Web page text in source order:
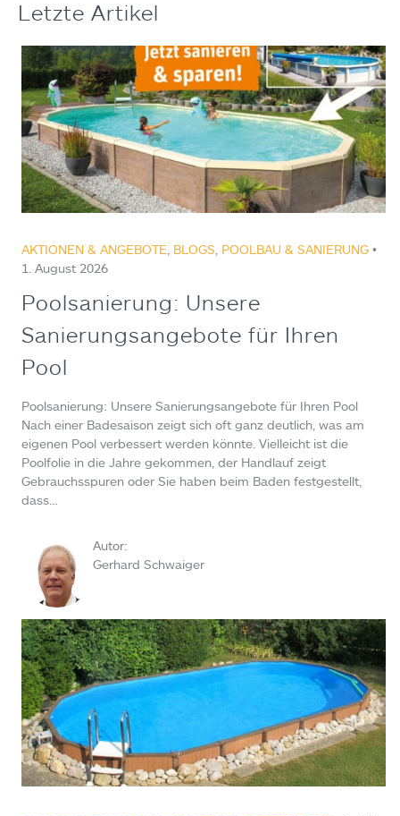
Letzte Artikel
AKTIONEN & ANGEBOTE BLOGS POOLBAU & SANIERUNG •
1. August 2026
Poolsanierung: Unsere
Sanierungsangebote für Ihren
Pool
Poolsanierung: Unsere Sanierungsangebote für Ihren Pool
Nach einer Badesaison zeigt sich oft ganz deutlich, was am
eigenen Pool verbessert werden könnte. Vielleicht ist die
Poolfolie in die Jahre gekommen, der Handlauf zeigt
Gebrauchsspuren oder Sie haben beim Baden festgestellt,
dass…
Autor:
Gerhard Schwaiger